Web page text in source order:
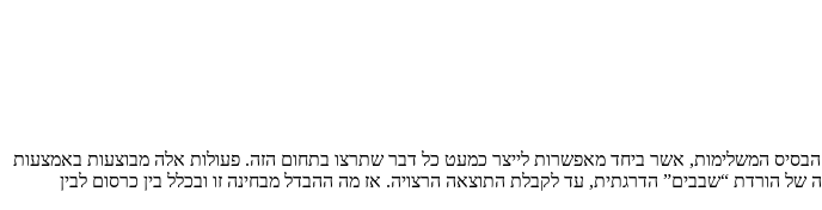
המשלימות, אשר ביחד מאפשרות לייצר כמעט כל דבר שתרצו בתחום הזה. פעולות אלה מבוצעות באמצעות
של הורדת “שבבים” הדרגתית, עד לקבלת התוצאה הרצויה. אז מה ההבדל מבחינה זו ובכלל בין כרסום לבין